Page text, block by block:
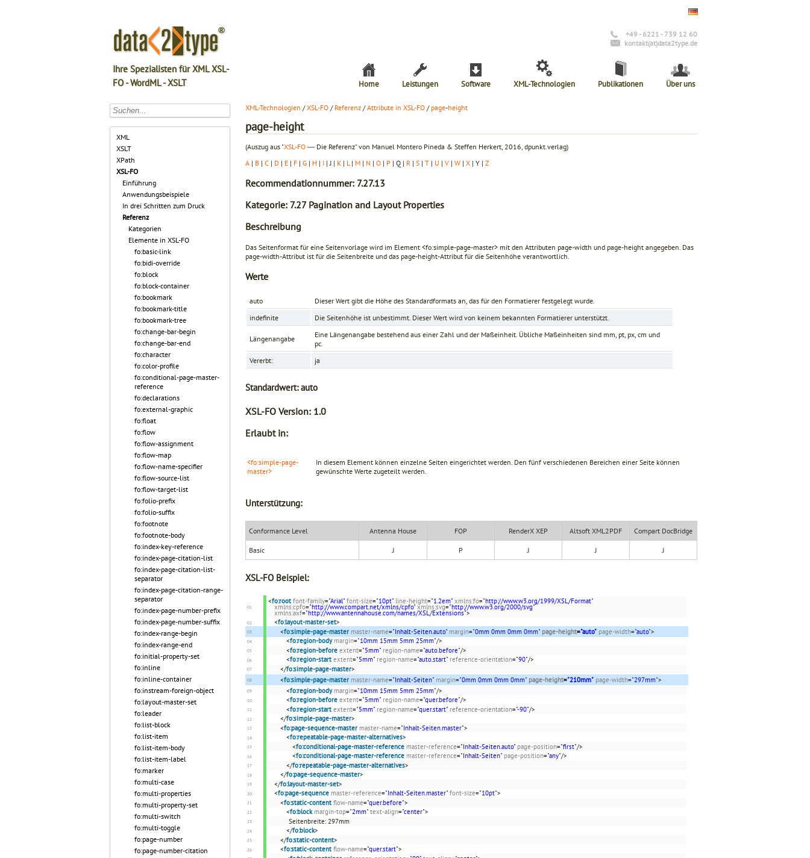
Ihre Spezialisten für XML XSL-
FO - WordML - XSLT
+49 - 6221 - 739 12 60
kontakt(at)data2type.de
Home Leistungen Software XML-Technologien Publikationen Über uns
XML
XSLT
XPath
XSL-FO
Einführung
Anwendungsbeispiele
In drei Schritten zum Druck
Referenz
Kategorien
Elemente in XSL-FO
fo:basic-link
fo:bidi-override
fo:block
fo:block-container
fo:bookmark
fo:bookmark-title
fo:bookmark-tree
fo:change-bar-begin
fo:change-bar-end
fo:character
fo:color-profile
fo:conditional-page-master-
reference
fo:declarations
fo:external-graphic
fo:float
fo:flow
fo:flow-assignment
fo:flow-map
fo:flow-name-specifier
fo:flow-source-list
fo:flow-target-list
fo:folio-prefix
fo:folio-suffix
fo:footnote
fo:footnote-body
fo:index-key-reference
fo:index-page-citation-list
fo:index-page-citation-list-
separator
fo:index-page-citation-range-
separator
fo:index-page-number-prefix
fo:index-page-number-suffix
fo:index-range-begin
fo:index-range-end
fo:initial-property-set
fo:inline
fo:inline-container
fo:instream-foreign-object
fo:layout-master-set
fo:leader
fo:list-block
fo:list-item
fo:list-item-body
fo:list-item-label
fo:marker
fo:multi-case
fo:multi-properties
fo:multi-property-set
fo:multi-switch
fo:multi-toggle
fo:page-number
fo:page-number-citation
XML-Technologien /XSL-FO / Referenz /Attribute in XSL-FO / page-height
page-height
(Auszug aus "XSL-FO ― Die Referenz" von Manuel Montero Pineda & Steffen Herkert, 2016, dpunkt.verlag)
A | B | C | D | E | F | G | H | I | J | K | L | M | N | O | P | Q | R | S | T | U | V | W | X | Y | Z
Recommendationnummer: 7.27.13
Kategorie: 7.27 Pagination and Layout Properties
Beschreibung
Das Seitenformat für eine Seitenvorlage wird im Element <fo:simple-page-master> mit den Attributen page-width und page-height angegeben. Das
page-width-Attribut ist für die Seitenbreite und das page-height-Attribut für die Seitenhöhe verantwortlich.
Werte
auto
Dieser Wert gibt die Höhe des Standardformats an, das für den Formatierer festgelegt wurde.
indefinite
Die Seitenhöhe ist unbestimmt. Dieser Wert wird von keinem bekannten Formatierer unterstützt.
Längenangabe
Eine Längenangabe bestehend aus einer Zahl und der Maßeinheit. Übliche Maßeinheiten sind mm, pt, px, cm und
pc.
Vererbt:
ja
Standardwert:auto
XSL-FO Version: 1.0
Erlaubt in:
<fo:simple-page-
master>
In diesem Element können einzelne Seiten eingerichtet werden. Den fünf verschiedenen Bereichen einer Seite können
gewünschte Werte zugeteilt werden.
Unterstützung:
Conformance Level Antenna House FOP RenderX XEP Altsoft XML2PDF Compart DocBridge
Basic J P J J J
XSL-FO Beispiel:
<fo:root font-family="Arial" font-size="10pt" line-height="1.2em" xmlns:fo="http://www.w3.org/1999/XSL/Format"
xmlns:cpfo="http://www.compart.net/xmlns/cpfo" xmlns:svg="http://www.w3.org/2000/svg"
xmlns:axf="http://www.antennahouse.com/names/XSL/Extensions">
<fo:layout-master-set>
<fo:simple-page-master master-name="Inhalt-Seiten.auto" margin="0mm 0mm 0mm 0mm" page-height="auto" page-width="auto">
<fo:region-body margin="10mm 15mm 5mm 25mm"/>
<fo:region-before extent="5mm" region-name="auto.before"/>
<fo:region-start extent="5mm" region-name="auto.start" reference-orientation="90"/>
</fo:simple-page-master>
<fo:simple-page-master master-name="Inhalt-Seiten" margin="0mm 0mm 0mm 0mm" page-height="210mm" page-width="297mm">
<fo:region-body margin="10mm 15mm 5mm 25mm"/>
<fo:region-before extent="5mm" region-name="quer.before"/>
<fo:region-start extent="5mm" region-name="quer.start" reference-orientation="-90"/>
</fo:simple-page-master>
<fo:page-sequence-master master-name="Inhalt-Seiten.master">
<fo:repeatable-page-master-alternatives>
<fo:conditional-page-master-reference master-reference="Inhalt-Seiten.auto" page-position="first"/>
<fo:conditional-page-master-reference master-reference="Inhalt-Seiten" page-position="any"/>
</fo:repeatable-page-master-alternatives>
</fo:page-sequence-master>
</fo:layout-master-set>
<fo:page-sequence master-reference="Inhalt-Seiten.master" font-size="10pt">
<fo:static-content flow-name="quer.before">
<fo:block margin-top="2mm" text-align="center">
Seitenbreite: 297mm
</fo:block>
</fo:static-content>
<fo:static-content flow-name="quer.start">